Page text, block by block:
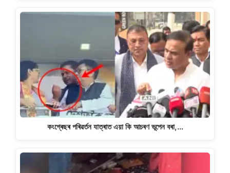
কংগ্ৰেছৰ পৰিৱৰ্তন যাত্ৰাত এয়া কি আচৰণ ভূপেন বৰা,…